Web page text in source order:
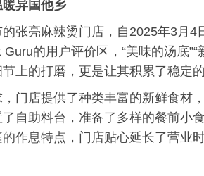
异国他乡
张亮麻辣烫门店，自2025年3月
的用户评价区，“美味的汤底
上的打磨，更是让其积累了稳定的
门店提供了种类丰富的新鲜食材
自助料台，准备了多样的餐前小
作息特点，门店贴心延长了营业